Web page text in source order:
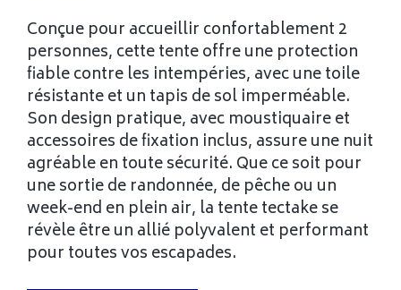
Conçue pour accueillir confortablement 2
personnes, cette tente offre une protection
fiable contre les intempéries, avec une toile
résistante et un tapis de sol imperméable.
Son design pratique, avec moustiquaire et
accessoires de fixation inclus, assure une nuit
agréable en toute sécurité. Que ce soit pour
une sortie de randonnée, de pêche ou un
week-end en plein air, la tente tectake se
révèle être un allié polyvalent et performant
pour toutes vos escapades.